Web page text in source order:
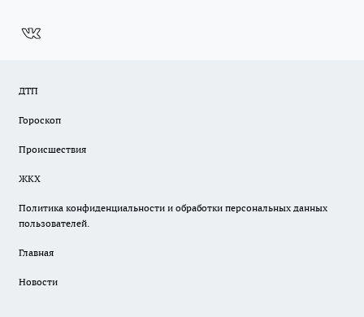
ДТП
Гороскоп
Происшествия
ЖКХ
Политика конфиденциальности и обработки персональных данных
пользователей.
Главная
Новости